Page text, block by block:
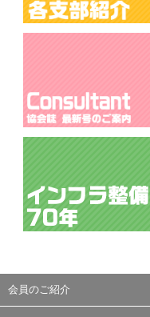
会員のご紹介